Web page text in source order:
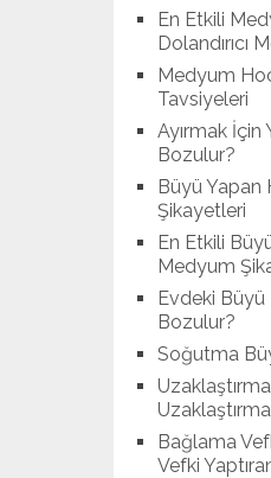
En Etkili
Dolandırıcı
Medyum
Tavsiyeleri
Ayırmak İçin
Bozulur?
Büyü Yapan
Şikayetleri
En Etkili
Medyum
Evdeki Büyü
Bozulur?
Soğutma
Bağlama
Vefki